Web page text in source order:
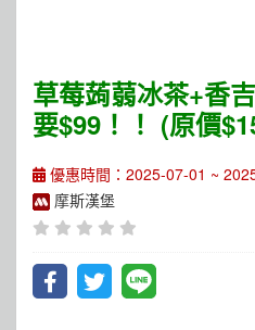
草莓蒟蒻冰茶+香
要$99！！ (原價
優惠時間：2025-07-01 ~
摩斯漢堡